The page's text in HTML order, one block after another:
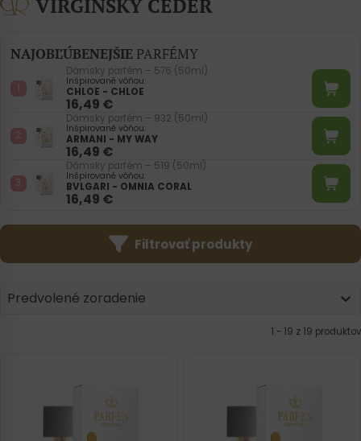
VIRGÍNSKY CÉDER
NAJOBĽÚBENEJŠIEPARFÉMY
Dámsky parfém – 576 (50ml)
Inšpirované vôňou:
CHLOE - CHLOE
16,49 €
Dámsky parfém – 932 (50ml)
Inšpirované vôňou:
ARMANI - MY WAY
16,49 €
Dámsky parfém – 519 (50ml)
Inšpirované vôňou:
BVLGARI - OMNIA CORAL
16,49 €
Filtrovať produkty
Product | Sorting
Sort content
Predvolené zoradenie
Sort content
1 - 19 z 19 produktov